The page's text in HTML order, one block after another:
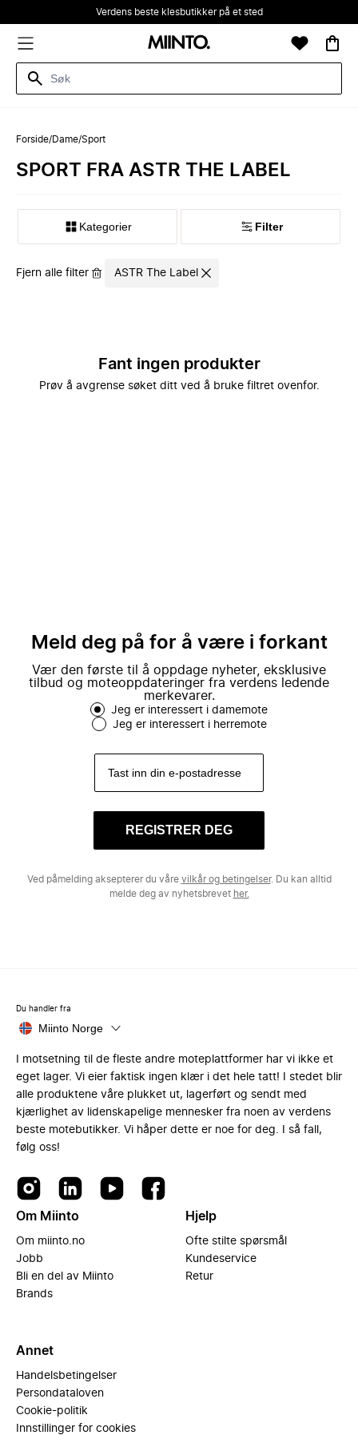
Verdens beste klesbutikker på et sted
Forside/Dame/Sport
SPORT FRA ASTR THE LABEL
Kategorier Filter
Fjern alle filter ASTR The Label
Fant ingen produkter
Prøv å avgrense søket ditt ved å bruke filtret ovenfor.
Meld deg på for å være i forkant
Vær den første til å oppdage nyheter, eksklusive
tilbud og moteoppdateringer fra verdens ledende
merkevarer.
Jeg er interessert i damemote
Jeg er interessert i herremote
REGISTRER DEG
Ved påmelding aksepterer du våre vilkår og betingelser. Du kan alltid
melde deg av nyhetsbrevet her.
Du handler fra
Miinto Norge
I motsetning til de fleste andre moteplattformer har vi ikke et
eget lager. Vi eier faktisk ingen klær i det hele tatt! I stedet blir
alle produktene våre plukket ut, lagerført og sendt med
kjærlighet av lidenskapelige mennesker fra noen av verdens
beste motebutikker. Vi håper dette er noe for deg. I så fall,
følg oss!
Om Miinto
Om miinto.no
Jobb
Bli en del av Miinto
Brands
Hjelp
Ofte stilte spørsmål
Kundeservice
Retur
Annet
Handelsbetingelser
Persondataloven
Cookie-politik
Innstillinger for cookies